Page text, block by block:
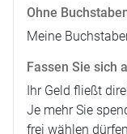
Ohne
Meine
Fassen Sie sich
Ihr Geld fließt
Je mehr Sie
frei wählen